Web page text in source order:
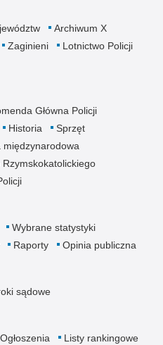
Archiwum X
Zaginieni
Lotnictwo Policji
Główna Policji
Historia
Sprzęt
międzynarodowa
Rzymskokatolickiego
Wybrane statystyki
Raporty Opinia publiczna
sądowe
Ogłoszenia
Listy rankingowe